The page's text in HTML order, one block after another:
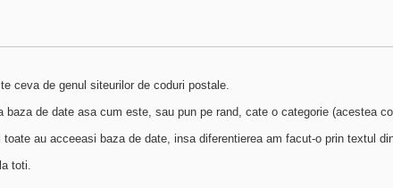
ceva de genul siteurilor de coduri postale.
de date asa cum este, sau pun pe rand, cate o categorie (acestea
au acceeasi baza de date, insa diferentierea am facut-o prin textul
toti.